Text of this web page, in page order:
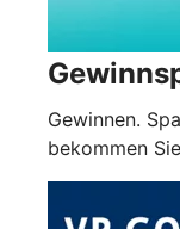
Gewinnen.
bekommen